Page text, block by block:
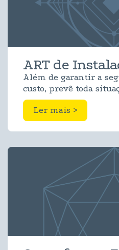
ART de
Além de garantir a
custo, prevê toda
Ler mais >